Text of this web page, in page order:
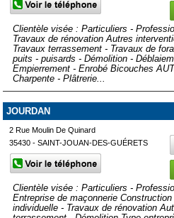
Clientèle visée : Particuliers -
Travaux de rénovation Autres
Travaux terrassement - Travaux de
puits - puisards - Démolition -
Empierrement - Enrobé Bicouches
Charpente - Plâtrerie...
JOURDAN
2 Rue Moulin De Quinard
35430 - SAINT-JOUAN-DES-GUÉRETS
Clientèle visée : Particuliers -
Entreprise de maçonnerie
individuelle - Travaux de rénovation